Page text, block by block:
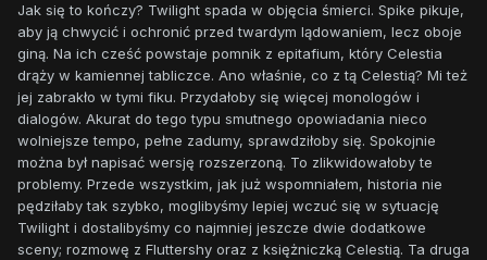
Jak się to kończy? Twilight spada w objęcia śmierci. Spike pikuje,
aby ją chwycić i ochronić przed twardym lądowaniem, lecz oboje
giną. Na ich cześć powstaje pomnik z epitafium, który Celestia
drąży w kamiennej tabliczce. Ano właśnie, co z tą Celestią? Mi też
jej zabrakło w tymi fiku. Przydałoby się więcej monologów i
dialogów. Akurat do tego typu smutnego opowiadania nieco
wolniejsze tempo, pełne zadumy, sprawdziłoby się. Spokojnie
można był napisać wersję rozszerzoną. To zlikwidowałoby te
problemy. Przede wszystkim, jak już wspomniałem, historia nie
pędziłaby tak szybko, moglibyśmy lepiej wczuć się w sytuację
Twilight i dostalibyśmy co najmniej jeszcze dwie dodatkowe
sceny; rozmowę z Fluttershy oraz z księżniczką Celestią. Ta druga